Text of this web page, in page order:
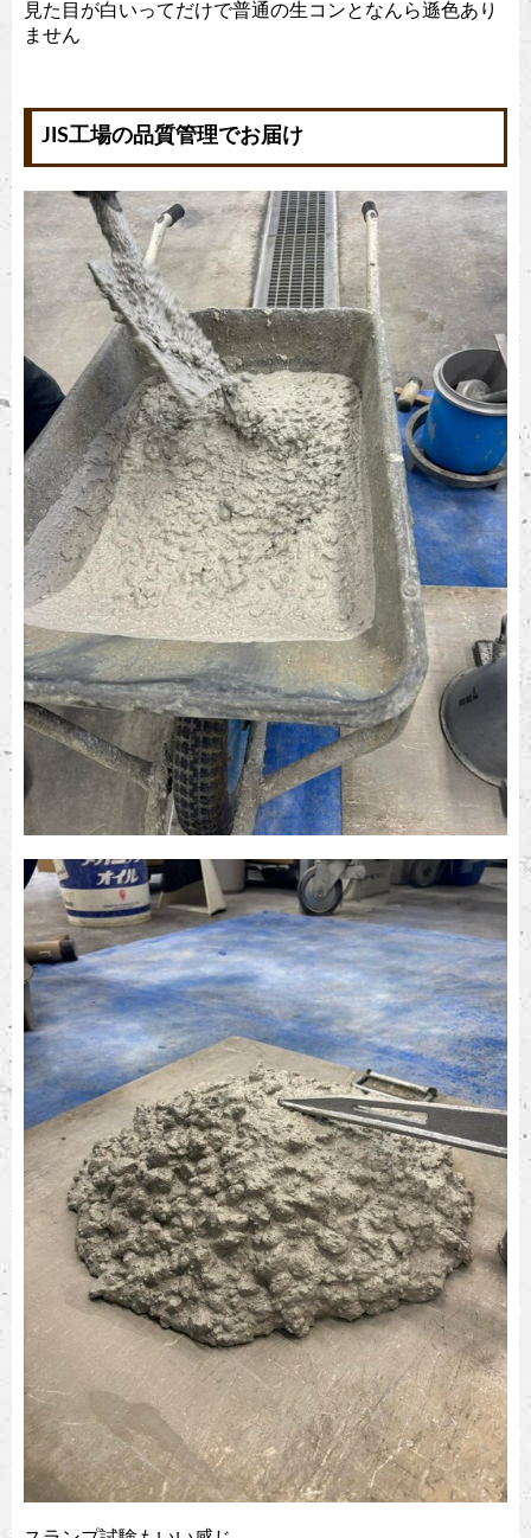
見た目が白いってだけで普通の生コンとなんら遜色あり
ません
JIS工場の品質管理でお届け